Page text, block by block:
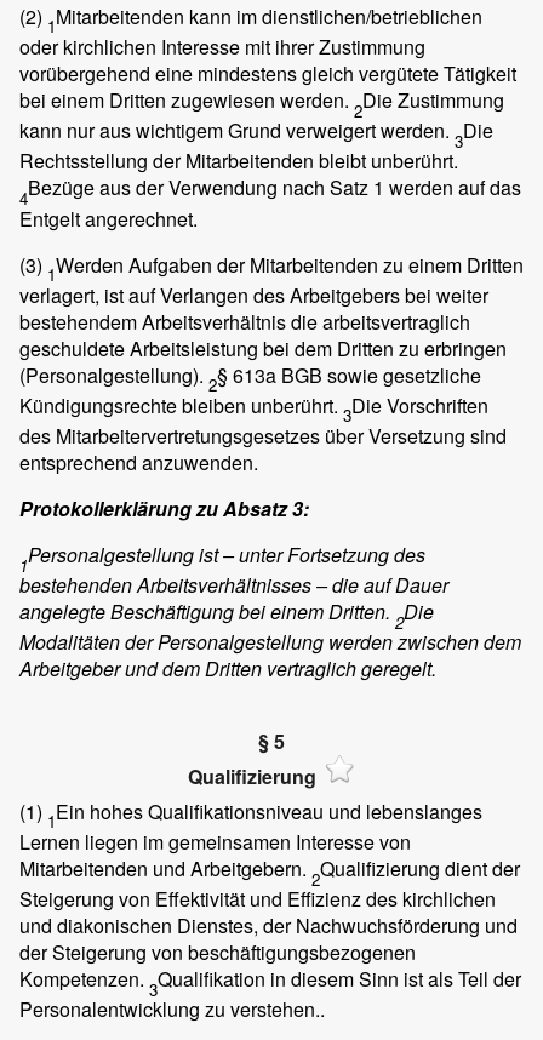
(2) 1Mitarbeitenden kann im dienstlichen/betrieblichen
oder kirchlichen Interesse mit ihrer Zustimmung
vorübergehend eine mindestens gleich vergütete Tätigkeit
bei einem Dritten zugewiesen werden. 2Die Zustimmung
kann nur aus wichtigem Grund verweigert werden. 3Die
Rechtsstellung der Mitarbeitenden bleibt unberührt.
4Bezüge aus der Verwendung nach Satz 1 werden auf das
Entgelt angerechnet.
(3) 1Werden Aufgaben der Mitarbeitenden zu einem Dritten
verlagert, ist auf Verlangen des Arbeitgebers bei weiter
bestehendem Arbeitsverhältnis die arbeitsvertraglich
geschuldete Arbeitsleistung bei dem Dritten zu erbringen
(Personalgestellung). 2§ 613a BGB sowie gesetzliche
Kündigungsrechte bleiben unberührt. 3Die Vorschriften
des Mitarbeitervertretungsgesetzes über Versetzung sind
entsprechend anzuwenden.
Protokollerklärung zu Absatz 3:
1Personalgestellung ist – unter Fortsetzung des
bestehenden Arbeitsverhältnisses – die auf Dauer
angelegte Beschäftigung bei einem Dritten. 2Die
Modalitäten der Personalgestellung werden zwischen dem
Arbeitgeber und dem Dritten vertraglich geregelt.
§ 5
Qualifizierung
(1) 1Ein hohes Qualifikationsniveau und lebenslanges
Lernen liegen im gemeinsamen Interesse von
Mitarbeitenden und Arbeitgebern. 2Qualifizierung dient der
Steigerung von Effektivität und Effizienz des kirchlichen
und diakonischen Dienstes, der Nachwuchsförderung und
der Steigerung von beschäftigungsbezogenen
Kompetenzen. 3Qualifikation in diesem Sinn ist als Teil der
Personalentwicklung zu verstehen..